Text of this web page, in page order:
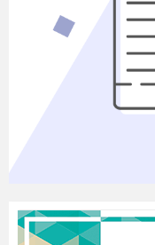
роком
Ведуча:
Чути галас
Бо який же
: Рип-
У снігу, мов